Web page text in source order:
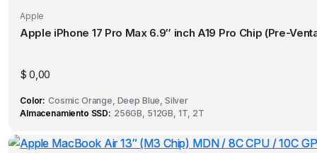
se
página
producto
Apple
Apple iPhone 17 Pro Max 6.9″ inch A19 Pro Chip (Pre-
$ 0,00
Color Cosmic Orange, Deep Blue, Silver
Almacenamiento SSD
256GB, 512GB, 1T, 2T